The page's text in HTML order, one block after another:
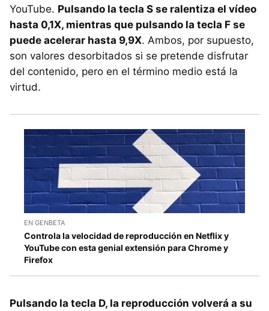
YouTube. Pulsando la tecla S se ralentiza el vídeo
hasta 0,1X, mientras que pulsando la tecla F se
puede acelerar hasta 9,9X. Ambos, por supuesto,
son valores desorbitados si se pretende disfrutar
del contenido, pero en el término medio está la
virtud.
EN GENBETA
Controla la velocidad de reproducción en Netflix y
YouTube con esta genial extensión para Chrome y
Firefox
Pulsando la tecla D, la reproducción volverá a su